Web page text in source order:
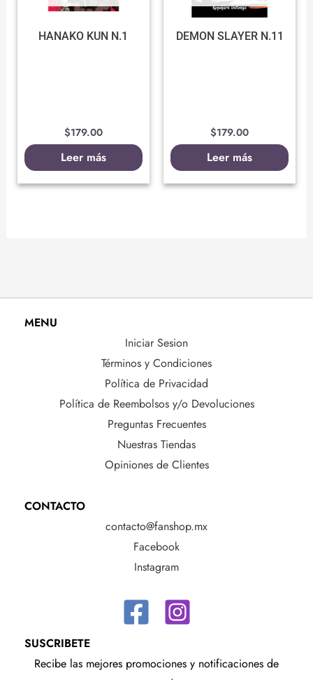
HANAKO KUN N.1
$179.00
Leer más
DEMON SLAYER N.11
$179.00
Leer más
MENU
Iniciar Sesion
Términos y Condiciones
Política de Privacidad
Política de Reembolsos y/o Devoluciones
Preguntas Frecuentes
Nuestras Tiendas
Opiniones de Clientes
CONTACTO
contacto@fanshop.mx
Facebook
Instagram
SUSCRIBETE
Recibe las mejores promociones y notificaciones de